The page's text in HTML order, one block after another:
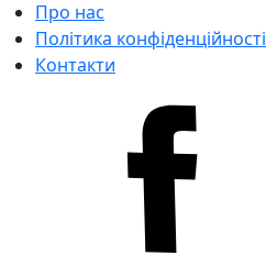
Про нас
Політика конфіденційності
Контакти